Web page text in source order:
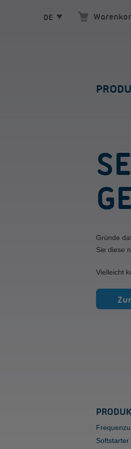
DE
Gründe
Sie diese
Vielleicht
Softstarter